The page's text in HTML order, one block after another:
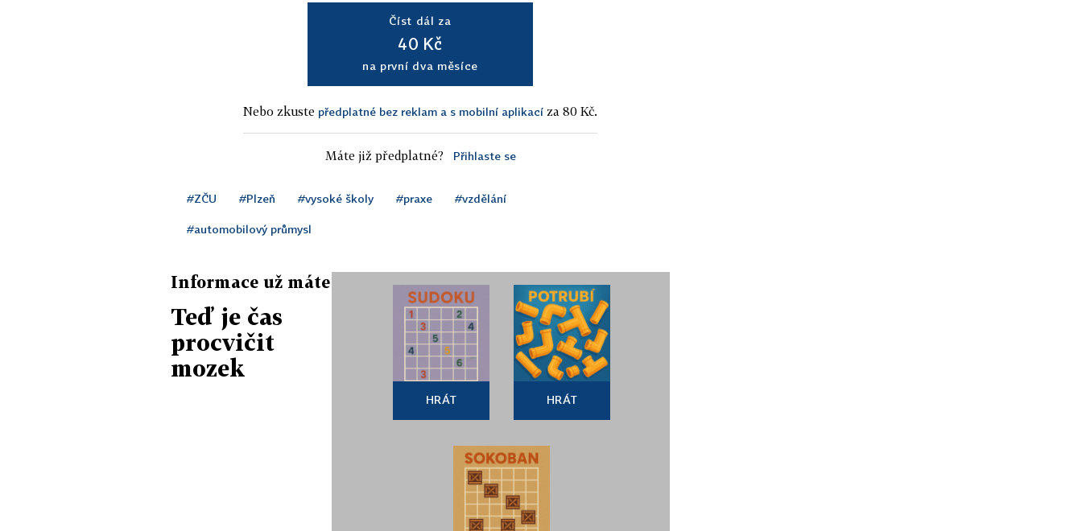
Číst dál za
40 Kč
na první dva měsíce
Nebo zkuste předplatné bez reklam a s mobilní aplikací za 80 Kč.
Máte již předplatné? Přihlaste se
#ZČU #Plzeň #vysoké školy #praxe #vzdělání
#automobilový průmysl
Informace už máte
Teď je čas
procvičit
mozek
HRÁT HRÁT